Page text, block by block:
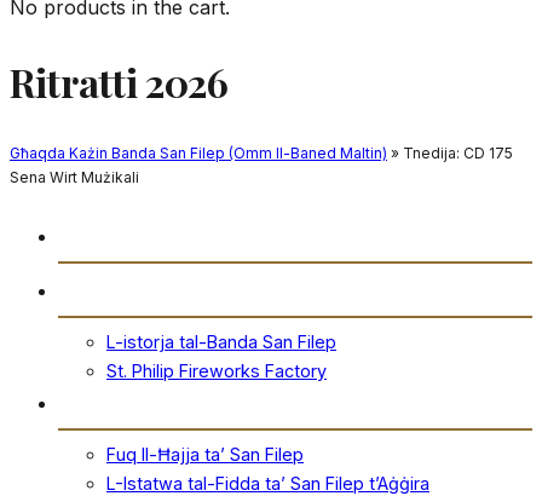
No products in the cart.
Ritratti 2026
Għaqda Każin Banda San Filep (Omm Il-Baned Maltin) » Tnedija: CD 175
Sena Wirt Mużikali
L-istorja tal-Banda San Filep
St. Philip Fireworks Factory
Fuq Il-Ħajja ta’ San Filep
L-Istatwa tal-Fidda ta’ San Filep t’Aġġira